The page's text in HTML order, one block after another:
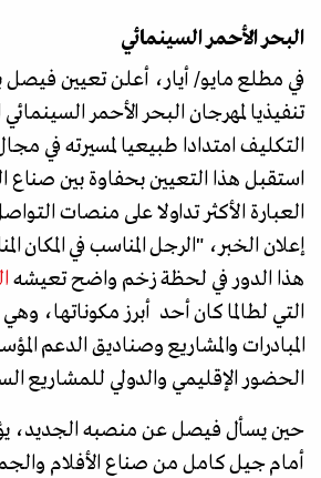
البحر الأحمر السينمائي
في مطلع مايو/ أيار، أعلن تعيين فيصل
تنفيذيا لمهرجان البحر الأحمر
التكليف امتدادا طبيعيا لمسيرته في
استقبل هذا التعيين بحفاوة بين صناع
العبارة الأكثر تداولا على منصات
إعلان الخبر، "الرجل المناسب في المكان
هذا الدور في لحظة زخم واضح تعيشه
التي لطالما كان أحد أبرز مكوناتها،
المبادرات والمشاريع وصناديق الدعم
الحضور الإقليمي والدولي للمشاريع
حين يسأل فيصل عن منصبه الجديد،
أمام جيل كامل من صناع الأفلام